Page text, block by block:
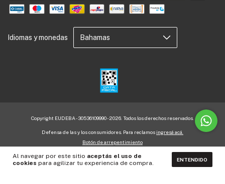
Al navegar por este sitio aceptás el uso de
cookies para agilizar tu experiencia de compra. ENTENDIDO
Idiomas y monedas
Copyright EUDEBA - 30536109990 - 2026. Todos los derechos reservados.
Defensa de las y los consumidores. Para reclamos ingresá acá.
Botón de arrepentimiento